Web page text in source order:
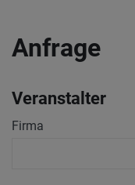
Anfrage
Veranstalter
Firma